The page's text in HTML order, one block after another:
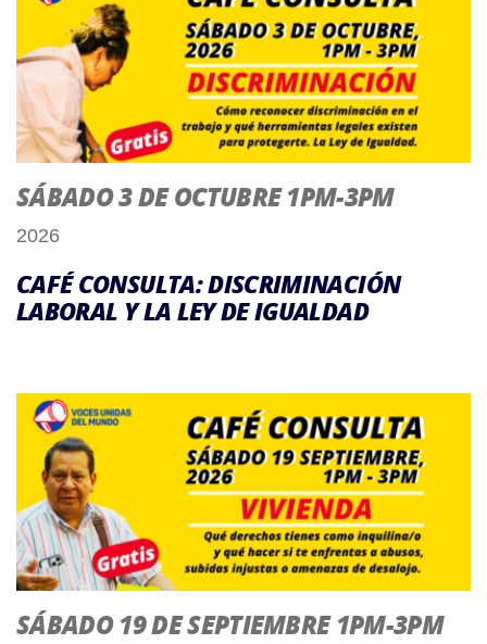
SÁBADO 3 DE OCTUBRE 1PM-3PM
2026
CAFÉ CONSULTA: DISCRIMINACIÓN
LABORAL Y LA LEY DE IGUALDAD
SÁBADO 19 DE SEPTIEMBRE 1PM-3PM